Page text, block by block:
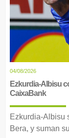
04/08/2026
Ezkurdia-Albisu
CaixaBank
Ezkurdia-Albisu
Bera, y suman